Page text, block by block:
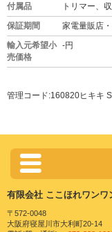
付属品
トリマー、
保証期間
家電量販店
輸入元希望小
売価格
-円
管理コード:160820ヒキキ
有限会社 ここほれワン
〒572-0048
大阪府寝屋川市大利町20-14